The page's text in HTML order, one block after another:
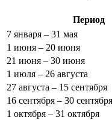
Период
7 января – 31 мая
1 июня – 20 июня
21 июня – 30 июня
1 июля – 26 августа
27 августа – 15 сентября
16 сентября – 30 сентября
1 октября – 31 октября